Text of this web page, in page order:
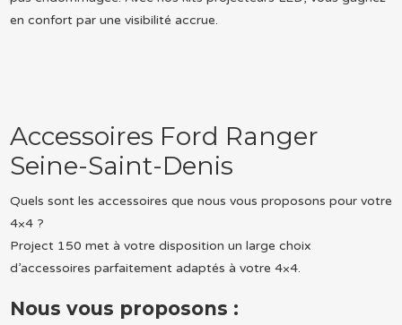
en confort par une visibilité accrue.
Accessoires Ford Ranger
Seine-Saint-Denis
Quels sont les accessoires que nous vous proposons pour votre
4×4 ?
Project 150 met à votre disposition un large choix
d’accessoires parfaitement adaptés à votre 4×4.
Nous vous proposons :